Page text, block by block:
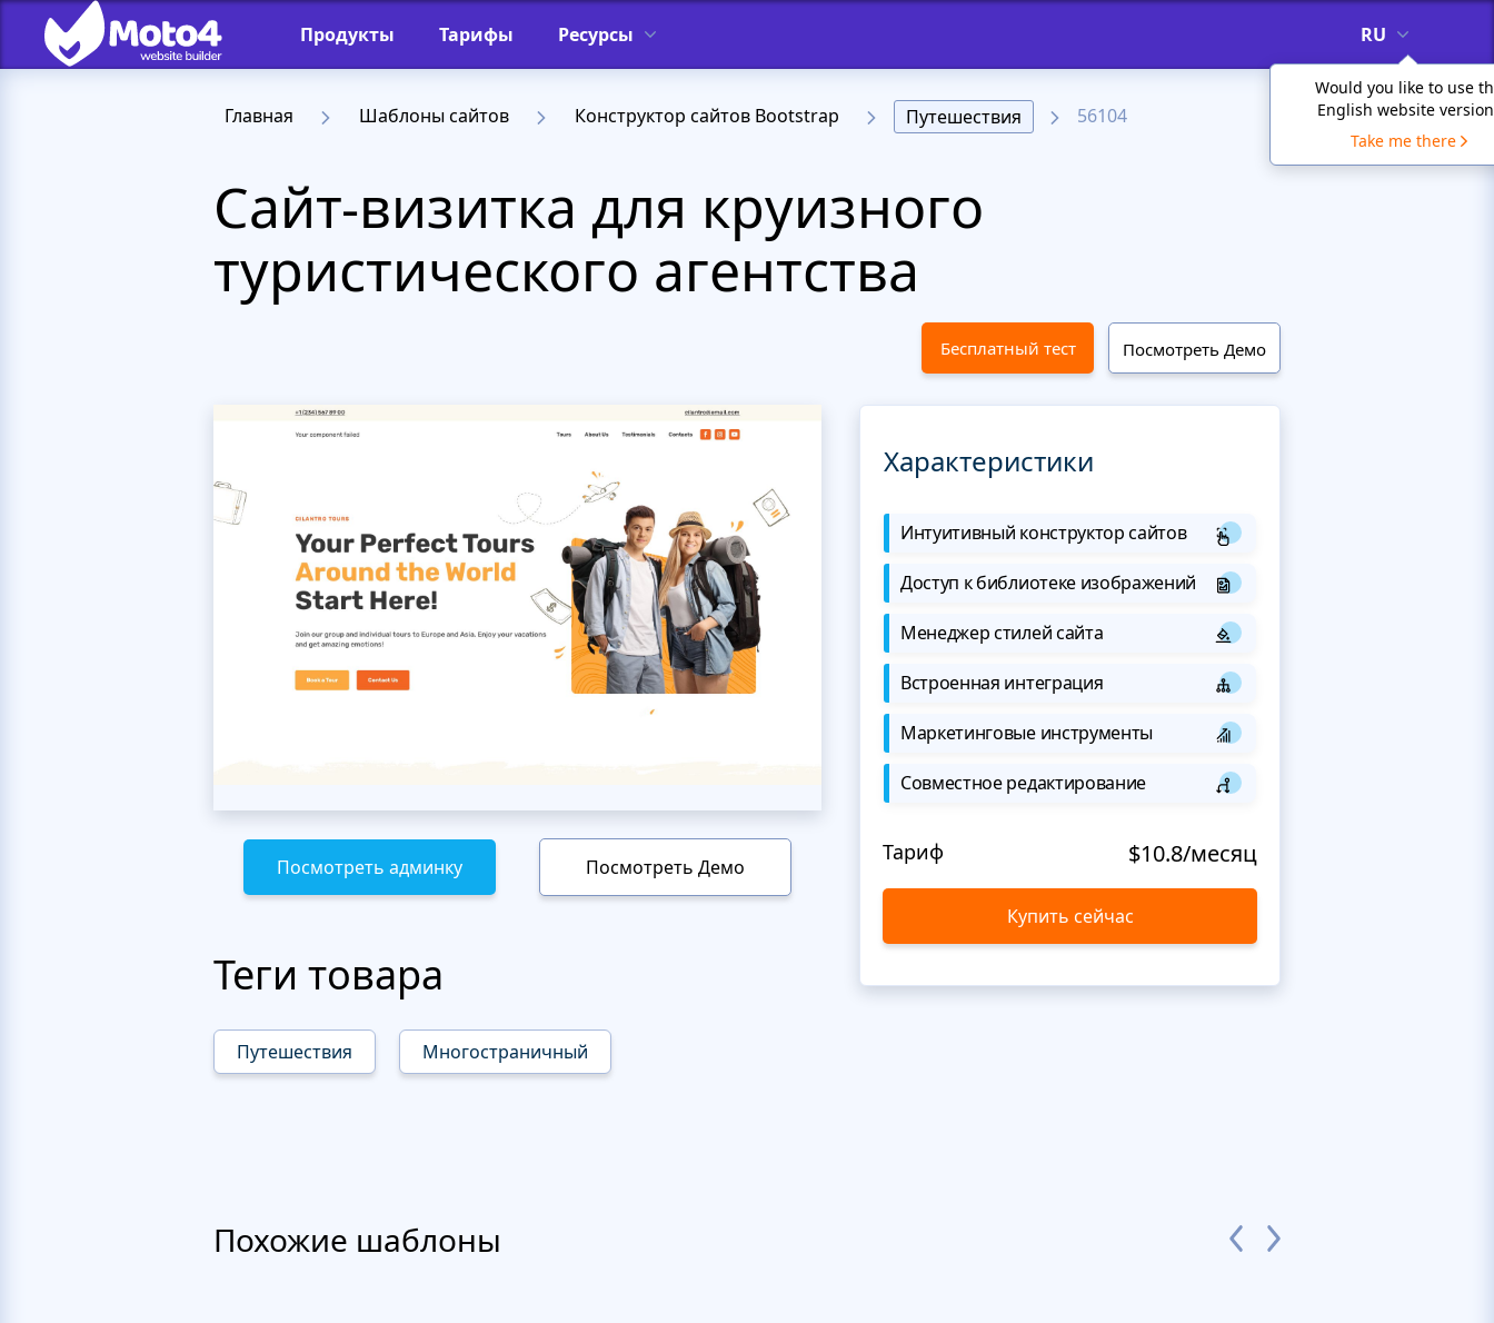
Продукты Тарифы Ресурсы RU
Would you like to use
English website
Take me there
Главная Шаблоны сайтов Конструктор сайтов Bootstrap Путешествия 56104
Сайт-визитка для круизного
туристического агентства
Бесплатный тест Посмотреть Демо
Посмотреть админку Посмотреть Демо
Теги товара
Путешествия Многостраничный
Характеристики
Интуитивный конструктор сайтов
Доступ к библиотеке изображений
Менеджер стилей сайта
Встроенная интеграция
Маркетинговые инструменты
Совместное редактирование
Тариф $10.8/месяц
Купить сейчас
Похожие шаблоны